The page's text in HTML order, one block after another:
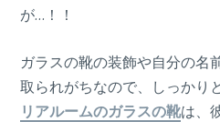
が…！！
ガラスの靴の装飾や自分の名
取られがちなので、しっかり
リアルームのガラスの靴は、